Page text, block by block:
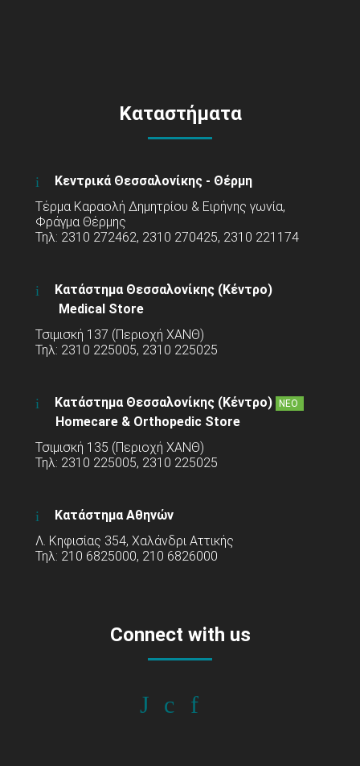
Καταστήματα
Κεντρικά Θεσσαλονίκης - Θέρμη
Τέρμα Καραολή Δημητρίου & Ειρήνης γωνία,
Φράγμα Θέρμης
Τηλ: 2310 272462, 2310 270425, 2310 221174
Κατάστημα Θεσσαλονίκης (Κέντρο)
Medical Store
Τσιμισκή 137 (Περιοχή ΧΑΝΘ)
Τηλ: 2310 225005, 2310 225025
Κατάστημα Θεσσαλονίκης (Κέντρο) ΝΕΟ
Homecare & Orthopedic Store
Τσιμισκή 135 (Περιοχή ΧΑΝΘ)
Τηλ: 2310 225005, 2310 225025
Κατάστημα Αθηνών
Λ. Κηφισίας 354, Χαλάνδρι Αττικής
Τηλ: 210 6825000, 210 6826000
Connect with us